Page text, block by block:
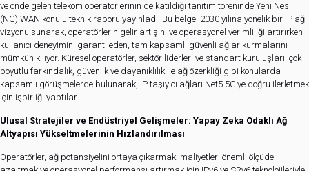
ve önde gelen telekom operatörlerinin de katıldığı tanıtım töreninde Yeni Nesil
(NG) WAN konulu teknik raporu yayınladı. Bu belge, 2030 yılına yönelik bir IP ağı
vizyonu sunarak, operatörlerin gelir artışını ve operasyonel verimliliği artırırken
kullanıcı deneyimini garanti eden, tam kapsamlı güvenli ağlar kurmalarını
mümkün kılıyor. Küresel operatörler, sektör liderleri ve standart kuruluşları, çok
boyutlu farkındalık, güvenlik ve dayanıklılık ile ağ özerkliği gibi konularda
kapsamlı görüşmelerde bulunarak, IP taşıyıcı ağları Net5.5G’ye doğru ilerletmek
için işbirliği yaptılar.
Ulusal Stratejiler ve Endüstriyel Gelişmeler: Yapay Zeka Odaklı Ağ
Altyapısı Yükseltmelerinin Hızlandırılması
Operatörler, ağ potansiyelini ortaya çıkarmak, maliyetleri önemli ölçüde